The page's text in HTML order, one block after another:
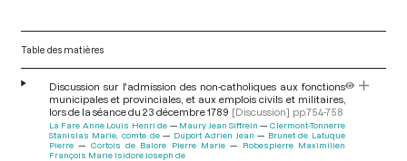
Table des matières
Discussion sur l'admission des non-catholiques aux fonctions
municipales et provinciales, et aux emplois civils et militaires,
lors de la séance du 23 décembre 1789 [Discussion] pp.754-758
La Fare Anne Louis Henri de Maury Jean Siffrein
Clermont-Tonnerre
Stanislas Marie, comte de
Duport Adrien Jean
Brunet de Latuque
Pierre
Cortois de Balore Pierre Marie
Robespierre Maximilien
François Marie Isidore Joseph de